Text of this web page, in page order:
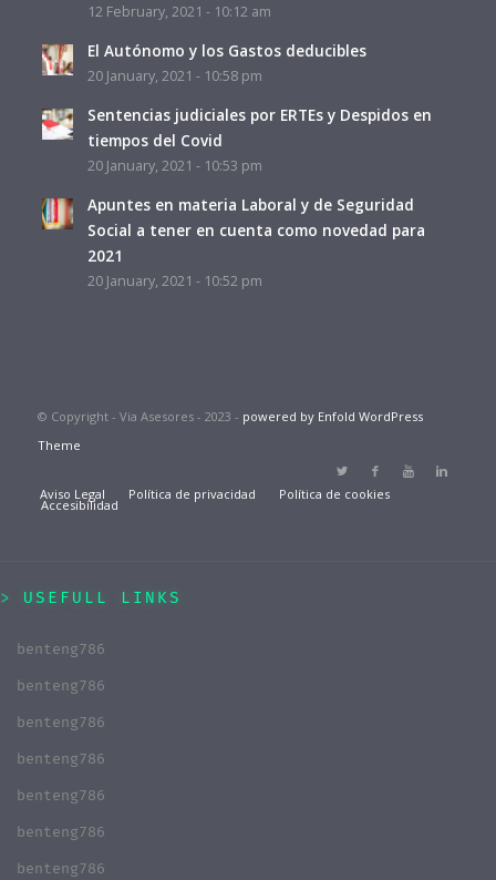
12 February, 2021 - 10:12 am
El Autónomo y los Gastos deducibles
20 January, 2021 - 10:58 pm
Sentencias judiciales por ERTEs y Despidos en
tiempos del Covid
20 January, 2021 - 10:53 pm
Apuntes en materia Laboral y de Seguridad
Social a tener en cuenta como novedad para
2021
20 January, 2021 - 10:52 pm
© Copyright - Via Asesores - 2023 - powered by Enfold WordPress
Theme
Aviso Legal Política de privacidad Política de cookies
Accesibilidad
USEFULL LINKS
benteng786
benteng786
benteng786
benteng786
benteng786
benteng786
benteng786